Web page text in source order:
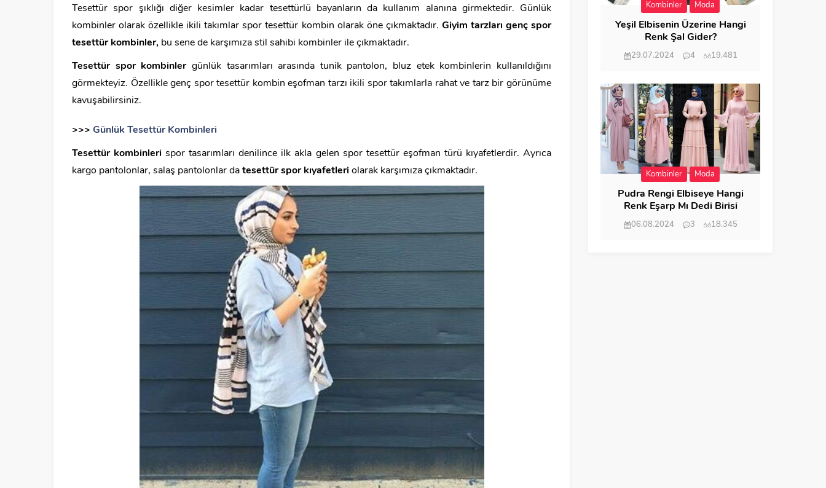
Tesettür spor şıklığı diğer kesimler kadar tesettürlü bayanların da kullanım alanına girmektedir. Günlük
kombinler olarak özellikle ikili takımlar spor tesettür kombin olarak öne çıkmaktadır. Giyim tarzları genç spor
tesettür kombinler, bu sene de karşımıza stil sahibi kombinler ile çıkmaktadır.
Tesettür spor kombinlergünlük tasarımları arasında tunik pantolon, bluz etek kombinlerin kullanıldığını
görmekteyiz. Özellikle genç spor tesettür kombin eşofman tarzı ikili spor takımlarla rahat ve tarz bir görünüme
kavuşabilirsiniz.
>>> Günlük Tesettür Kombinleri
Tesettür kombinlerispor tasarımları denilince ilk akla gelen spor tesettür eşofman türü kıyafetlerdir. Ayrıca
kargo pantolonlar, salaş pantolonlar da tesettür spor kıyafetleri olarak karşımıza çıkmaktadır.
Kombinler Moda
Yeşil Elbisenin Üzerine Hangi
Renk Şal Gider?
29.07.2024 4 19.481
Kombinler Moda
Pudra Rengi Elbiseye Hangi
Renk Eşarp Mı Dedi Birisi
06.08.2024 3 18.345